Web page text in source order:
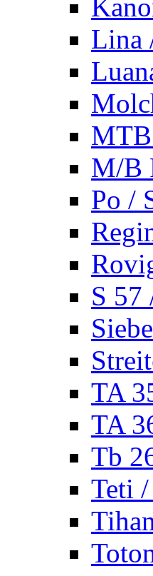
Lina
M/B
Po /
S 57
TA
TA
Tb
Teti